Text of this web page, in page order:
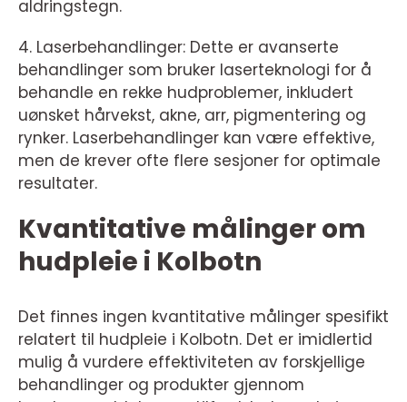
aldringstegn.
4. Laserbehandlinger: Dette er avanserte
behandlinger som bruker laserteknologi for å
behandle en rekke hudproblemer, inkludert
uønsket hårvekst, akne, arr, pigmentering og
rynker. Laserbehandlinger kan være effektive,
men de krever ofte flere sesjoner for optimale
resultater.
Kvantitative målinger om
hudpleie i Kolbotn
Det finnes ingen kvantitative målinger spesifikt
relatert til hudpleie i Kolbotn. Det er imidlertid
mulig å vurdere effektiviteten av forskjellige
behandlinger og produkter gjennom